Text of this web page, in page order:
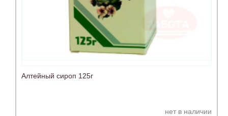
Алтейный сироп 125г
нет в наличии